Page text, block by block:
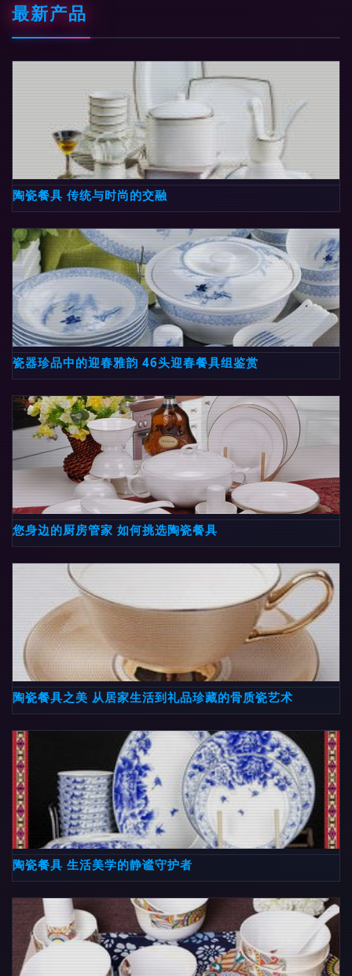
最新产品
陶瓷餐具 传统与时尚的交融
瓷器珍品中的迎春雅韵 46头迎春餐具组鉴赏
您身边的厨房管家 如何挑选陶瓷餐具
陶瓷餐具之美 从居家生活到礼品珍藏的骨质瓷艺术
陶瓷餐具 生活美学的静谧守护者